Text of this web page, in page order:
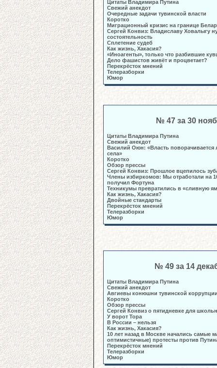
Цитаты Владимира Путина
Свежий анекдот
Очередные задачи тувинской власти
Коротко
Миграционный кризис на границе
Сергей Конвиз: Владиславу Ховалыгу
состоятельность
Сплетение судеб
Как жизнь, Хакасия?
«Иноагенты», только что разбившие
Дело фашистов живёт и процветает?
Перекрёсток мнений
Телеразборки
Юмор
№ 47 за 30
Цитаты Владимира Путина
Свежий анекдот
Василий Оюн: «Власть поворачивается
села»
Коротко
Обзор прессы
Сергей Конвиз: Прошлое вцепилось
Члены избиркомов: Мы отработали на
получил Фортуна
Техникумы превратились в «сливную
Как жизнь, Хакасия?
Двойные стандарты
Перекрёсток мнений
Телеразборки
Юмор
№ 49 за 14
Цитаты Владимира Путина
Свежий анекдот
Авгиевы конюшни тувинской
Коротко
Обзор прессы
Сергей Конвиз о пятидневке для
У ворот Тора
В России – нельзя
Как жизнь, Хакасия?
10 лет назад в Москве начались самые
оптимистичные) протесты против
Перекрёсток мнений
Телеразборки
Юмор